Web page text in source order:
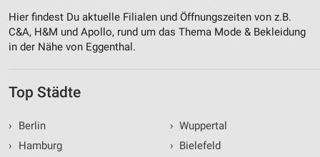
Hier findest Du aktuelle Filialen und Öffnungszeiten von z.B.
C&A, H&M und Apollo, rund um das Thema Mode & Bekleidung
in der Nähe von Eggenthal.
Top Städte
›
Berlin
›
Hamburg
› Wuppertal
› Bielefeld